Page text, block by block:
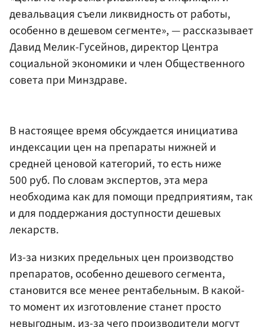
девальвация съели ликвидность от работы,
особенно в дешевом сегменте», — рассказывает
Давид Мелик-Гусейнов, директор Центра
социальной экономики и член Общественного
совета при Минздраве.
В настоящее время обсуждается инициатива
индексации цен на препараты нижней и
средней ценовой категорий, то есть ниже
500 руб. По словам экспертов, эта мера
необходима как для помощи предприятиям, так
и для поддержания доступности дешевых
лекарств.
Из-за низких предельных цен производство
препаратов, особенно дешевого сегмента,
становится все менее рентабельным. В какой-
то момент их изготовление станет просто
невыгодным, из-за чего производители могут